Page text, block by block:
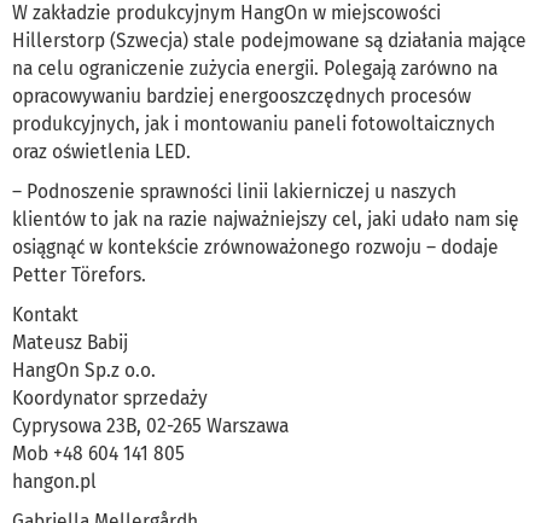
W zakładzie produkcyjnym HangOn w miejscowości
Hillerstorp (Szwecja) stale podejmowane są działania mające
na celu ograniczenie zużycia energii. Polegają zarówno na
opracowywaniu bardziej energooszczędnych procesów
produkcyjnych, jak i montowaniu paneli fotowoltaicznych
oraz oświetlenia LED.
– Podnoszenie sprawności linii lakierniczej u naszych
klientów to jak na razie najważniejszy cel, jaki udało nam się
osiągnąć w kontekście zrównoważonego rozwoju – dodaje
Petter Törefors.
Kontakt
Mateusz Babij
HangOn Sp.z o.o.
Koordynator sprzedaży
Cyprysowa 23B, 02-265 Warszawa
Mob +48 604 141 805
hangon.pl